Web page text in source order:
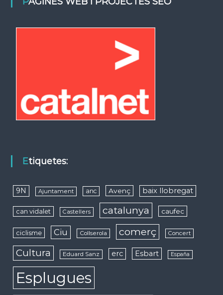
Etiquetes:
9N Ajuntament anc Avenç baix llobregat
can vidalet Castellers catalunya caufec
ciclisme Ciu Collserola comerç Concert
Cultura Eduard Sanz erc Esbart España
Esplugues